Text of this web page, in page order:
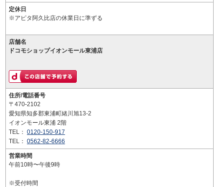
定休日
※アピタ阿久比店の休業日に準ずる
店舗名
ドコモショップイオンモール東浦店
住所/電話番号
〒470-2102
愛知県知多郡東浦町緒川旭13-2
イオンモール東浦 2階
TEL： 0120-150-917
TEL： 0562-82-6666
営業時間
午前10時〜午後9時
※受付時間